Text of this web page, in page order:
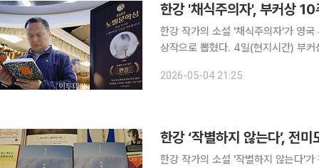
한강 '채식주의자', 부커상
한강 작가의 소설 '채식주의자'가 영
상작으로 뽑혔다. 4일(현지시간) 부커상 운영위원회에 따르면 지난 2월부터 4월까지 홈페이지를
번 투표는 인터내셔널 부커상이 현재
2026-05-04 21:25
한강 ‘작별하지 않는다’, 전
한강 작가의 소설 '작별하지 않는다'